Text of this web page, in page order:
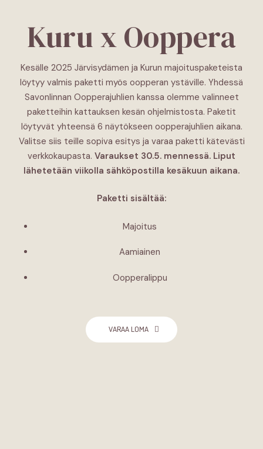
Kuru x Ooppera
Kesälle 2025 Järvisydämen ja Kurun majoituspaketeista
löytyy valmis paketti myös oopperan ystäville. Yhdessä
Savonlinnan Oopperajuhlien kanssa olemme valinneet
paketteihin kattauksen kesän ohjelmistosta. Paketit
löytyvät yhteensä 6 näytökseen oopperajuhlien aikana.
Valitse siis teille sopiva esitys ja varaa paketti kätevästi
verkkokaupasta. Varaukset 30.5. mennessä. Liput
lähetetään viikolla sähköpostilla kesäkuun aikana.
Paketti sisältää:
Majoitus
Aamiainen
Oopperalippu
VARAA LOMA